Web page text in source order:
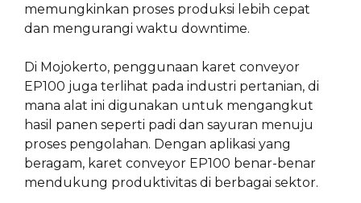
memungkinkan proses produksi lebih cepat
dan mengurangi waktu downtime.
Di Mojokerto, penggunaan karet conveyor
EP100 juga terlihat pada industri pertanian, di
mana alat ini digunakan untuk mengangkut
hasil panen seperti padi dan sayuran menuju
proses pengolahan. Dengan aplikasi yang
beragam, karet conveyor EP100 benar-benar
mendukung produktivitas di berbagai sektor.